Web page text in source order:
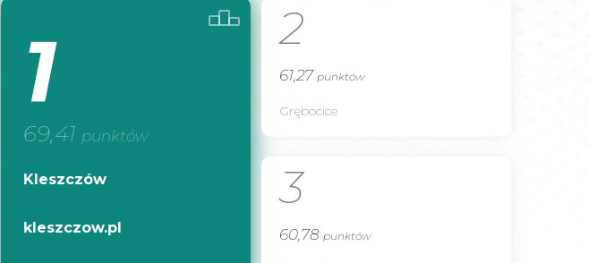
1
69,41 punktów
Kleszczów
kleszczow.pl
2
61,27 punktów
Grębocice
3
60,78 punktów